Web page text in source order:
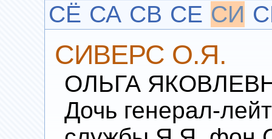
СЁ СА СВ СЕ СИ
СИВЕРС О.Я.
ОЛЬГА
Дочь генерал-